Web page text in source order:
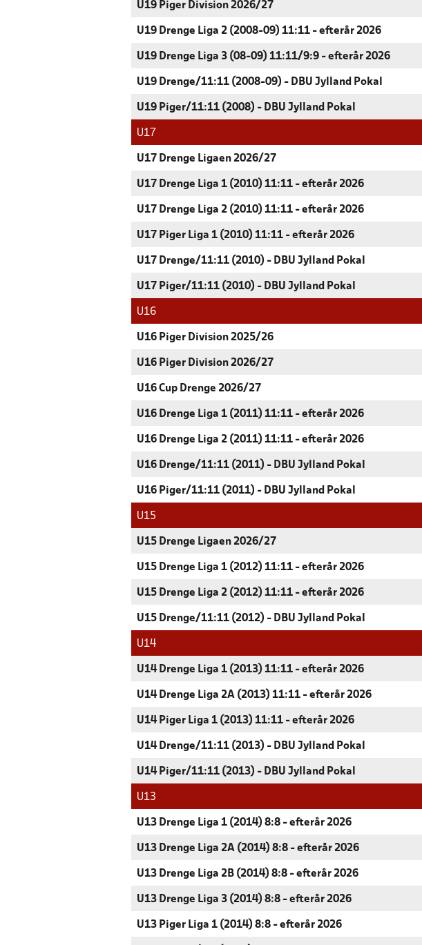
U19 Piger Division 2026/27
U19 Drenge Liga 2 (2008-09) 11:11 - efterår 2026
U19 Drenge Liga 3 (08-09) 11:11/9:9 - efterår 2026
U19 Drenge/11:11 (2008-09) - DBU Jylland Pokal
U19 Piger/11:11 (2008) - DBU Jylland Pokal
U17
U17 Drenge Ligaen 2026/27
U17 Drenge Liga 1 (2010) 11:11 - efterår 2026
U17 Drenge Liga 2 (2010) 11:11 - efterår 2026
U17 Piger Liga 1 (2010) 11:11 - efterår 2026
U17 Drenge/11:11 (2010) - DBU Jylland Pokal
U17 Piger/11:11 (2010) - DBU Jylland Pokal
U16
U16 Piger Division 2025/26
U16 Piger Division 2026/27
U16 Cup Drenge 2026/27
U16 Drenge Liga 1 (2011) 11:11 - efterår 2026
U16 Drenge Liga 2 (2011) 11:11 - efterår 2026
U16 Drenge/11:11 (2011) - DBU Jylland Pokal
U16 Piger/11:11 (2011) - DBU Jylland Pokal
U15
U15 Drenge Ligaen 2026/27
U15 Drenge Liga 1 (2012) 11:11 - efterår 2026
U15 Drenge Liga 2 (2012) 11:11 - efterår 2026
U15 Drenge/11:11 (2012) - DBU Jylland Pokal
U14
U14 Drenge Liga 1 (2013) 11:11 - efterår 2026
U14 Drenge Liga 2A (2013) 11:11 - efterår 2026
U14 Piger Liga 1 (2013) 11:11 - efterår 2026
U14 Drenge/11:11 (2013) - DBU Jylland Pokal
U14 Piger/11:11 (2013) - DBU Jylland Pokal
U13
U13 Drenge Liga 1 (2014) 8:8 - efterår 2026
U13 Drenge Liga 2A (2014) 8:8 - efterår 2026
U13 Drenge Liga 2B (2014) 8:8 - efterår 2026
U13 Drenge Liga 3 (2014) 8:8 - efterår 2026
U13 Piger Liga 1 (2014) 8:8 - efterår 2026